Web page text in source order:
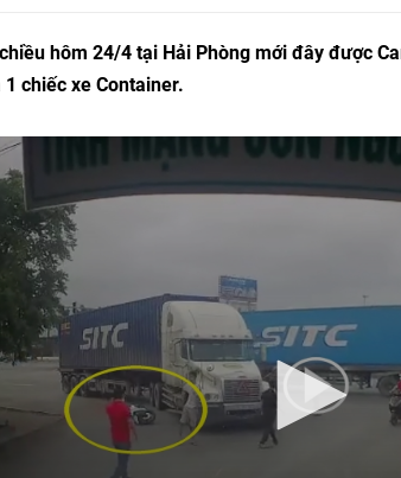
hôm 24/4 tại Hải Phòng mới đây được
chiếc xe Container.